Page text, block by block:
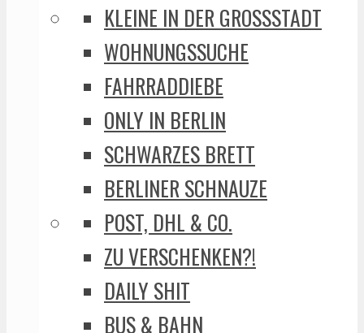
KLEINE IN DER GROSSSTADT
WOHNUNGSSUCHE
FAHRRADDIEBE
ONLY IN BERLIN
SCHWARZES BRETT
BERLINER SCHNAUZE
POST, DHL & CO.
ZU VERSCHENKEN?!
DAILY SHIT
BUS & BAHN